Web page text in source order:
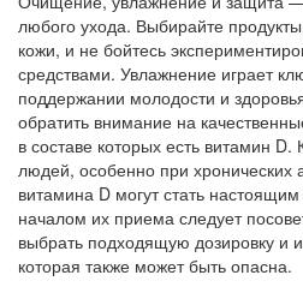
любого ухода. Выбирайте
кожи, и не бойтесь
средствами. Увлажнение играет
поддержании молодости и
обратить внимание на
в составе которых есть витамин
людей, особенно при хронических
витамина D могут стать
началом их приема следует
выбрать подходящую дозировку и
которая также может быть опасна.